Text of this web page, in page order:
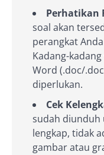
Perhatikan
soal akan
perangkat
Kadang-
Word (.doc/
diperlukan.
Cek
sudah diunduh
lengkap, tidak
gambar atau